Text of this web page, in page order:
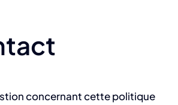
concernant cette politique